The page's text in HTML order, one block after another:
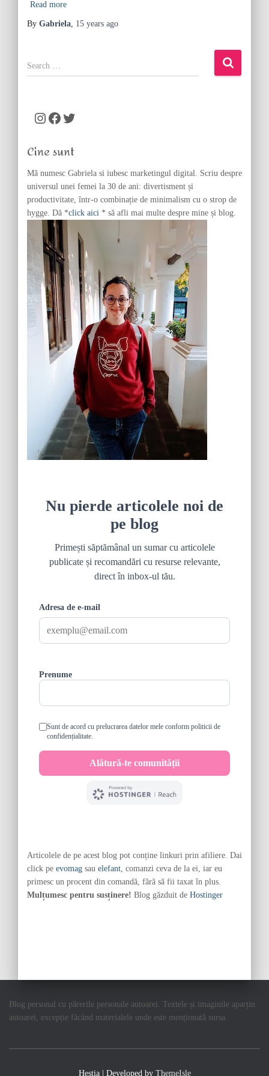
Read more
By Gabriela, 15 years ago
S
e
o
Instagram Facebook Twitter
Cine sunt
Mă numesc Gabriela si iubesc marketingul digital. Scriu despre
universul unei femei la 30 de ani: divertisment și
productivitate, într-o combinație de minimalism cu o strop de
hygge. Dă *click aici * să afli mai multe despre mine și blog.
Articolele de pe acest blog pot conține linkuri prin afiliere. Dai
click pe evomag sau elefant, comanzi ceva de la ei, iar eu
primesc un procent din comandă, fără să fii taxat în plus.
Mulțumesc pentru susținere! Blog găzduit de Hostinger
Blog personal cu părerile personale autoarei. Textele și imaginile aparțin
autoarei, excepție făcând materialele unde este menționată sursa.
Hestia | Developed by ThemeIsle